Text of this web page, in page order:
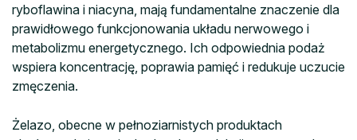
ryboflawina i niacyna, mają fundamentalne znaczenie dla
prawidłowego funkcjonowania układu nerwowego i
metabolizmu energetycznego. Ich odpowiednia podaż
wspiera koncentrację, poprawia pamięć i redukuje uczucie
zmęczenia.
Żelazo, obecne w pełnoziarnistych produktach